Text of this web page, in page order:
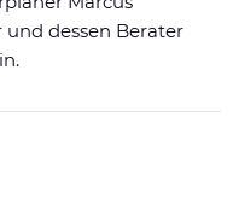
dessen Berater